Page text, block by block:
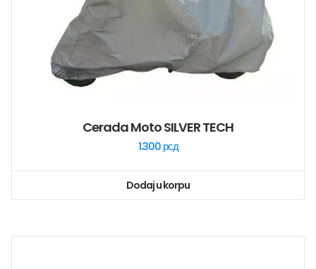
Cerada Moto SILVER TECH
1.300 рсд
Dodaj u korpu